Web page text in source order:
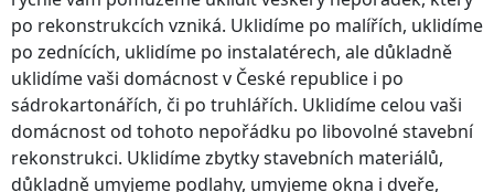
po rekonstrukcích vzniká. Uklidíme po malířích, uklidíme
po zednících, uklidíme po instalatérech, ale důkladně
uklidíme vaši domácnostv České republice i po
sádrokartonářích, či po truhlářích. Uklidíme celou vaši
domácnost od tohoto nepořádku po libovolné stavební
rekonstrukci. Uklidíme zbytky stavebních materiálů,
důkladně umyjeme podlahy, umyjeme okna i dveře,